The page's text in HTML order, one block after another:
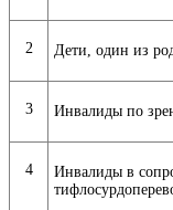
2
Дети, один из
3 Инвалиды по
4
Инвалиды в